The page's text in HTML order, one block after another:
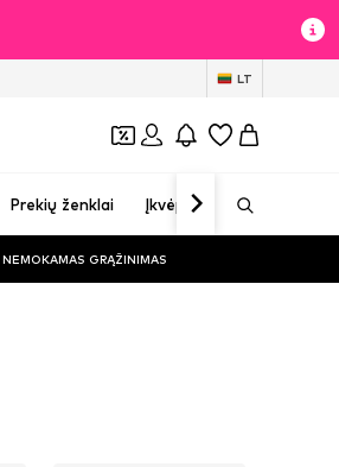
LT
Prekių ženklai Įkvėpimas
GRĄŽINIMAS